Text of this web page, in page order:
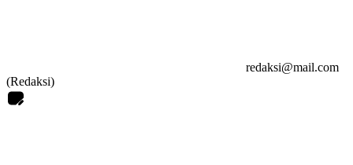
redaksi@mail.com
(Redaksi)